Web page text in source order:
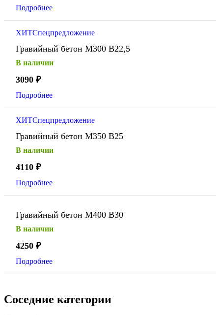
Подробнее
ХИТСпецпредложение
Гравийный бетон М300 В22,5
В наличии
3090 ₽
Подробнее
ХИТСпецпредложение
Гравийный бетон М350 В25
В наличии
4110 ₽
Подробнее
Гравийный бетон М400 В30
В наличии
4250 ₽
Подробнее
Соседние категории